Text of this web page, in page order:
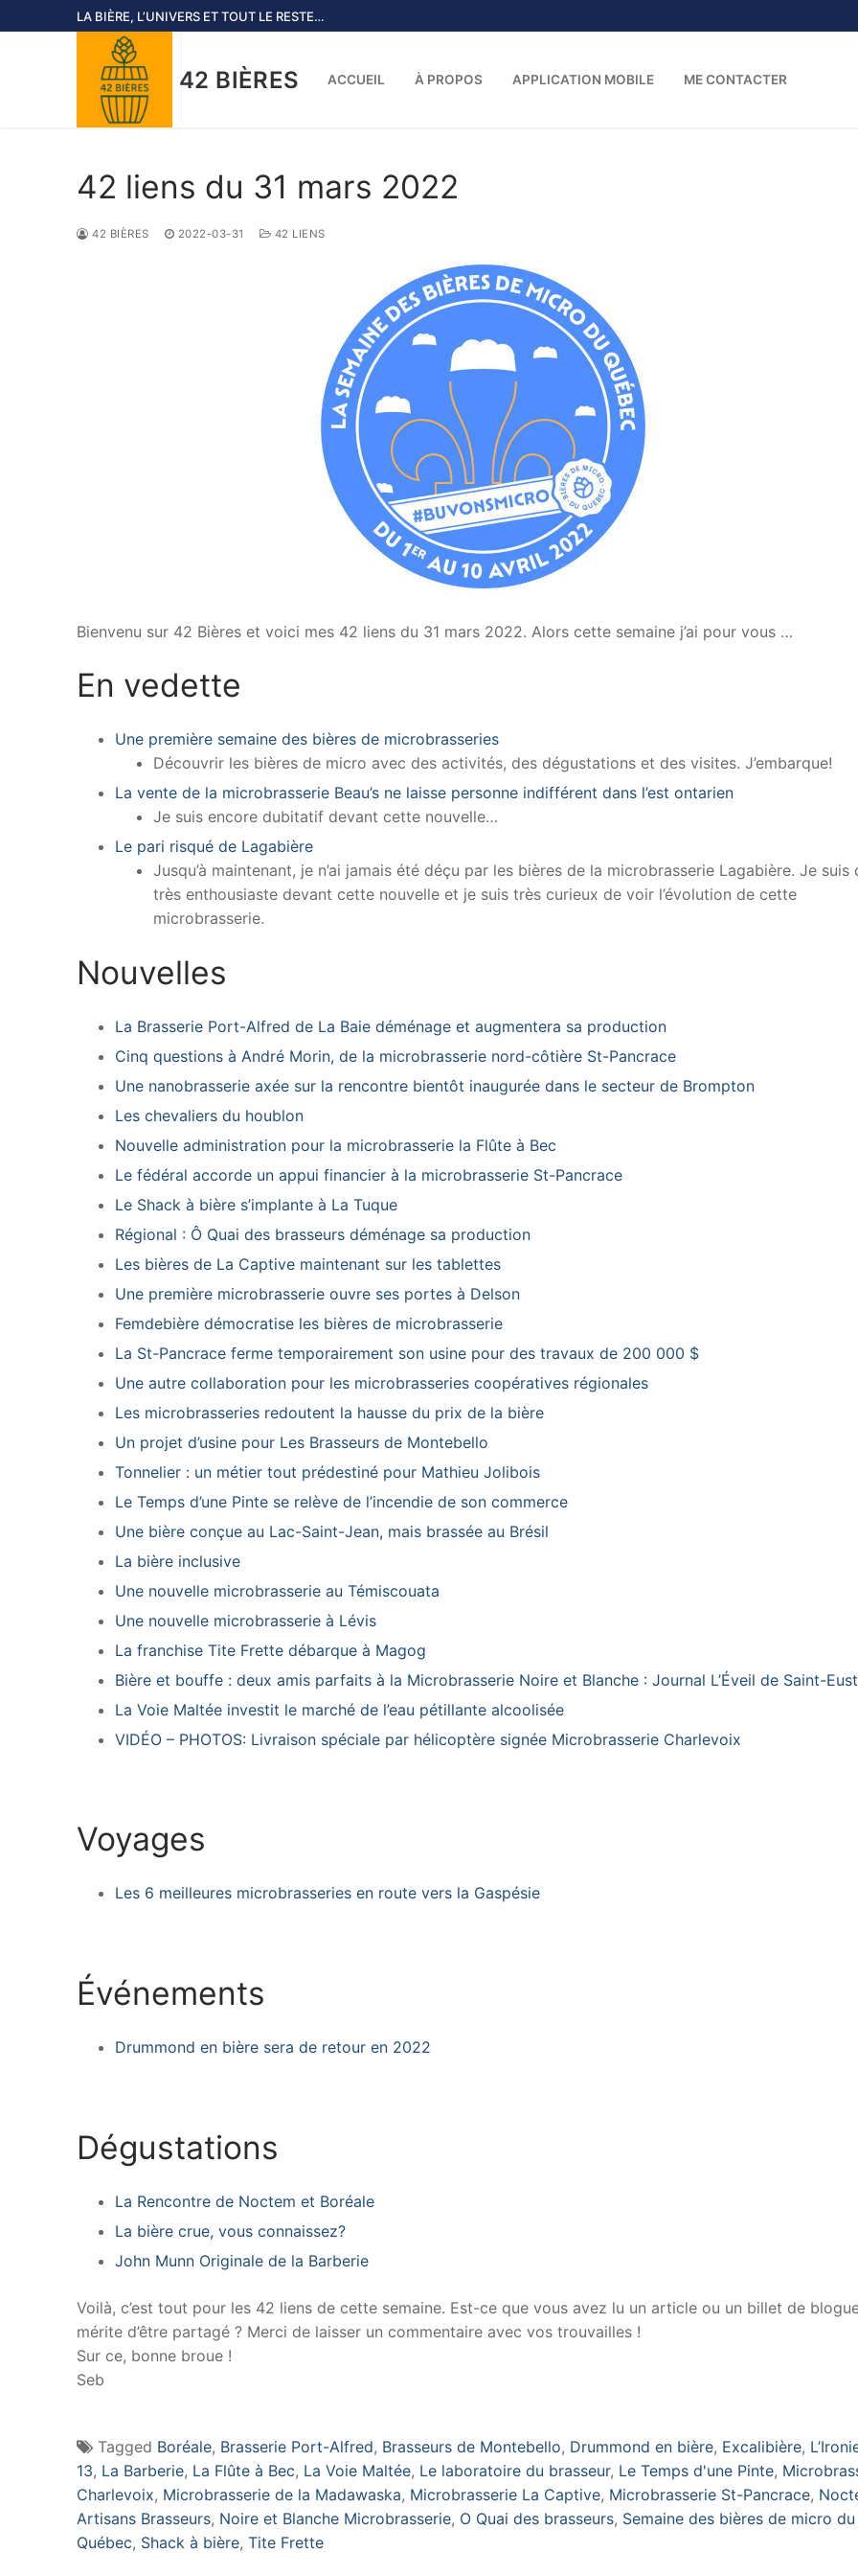
to
LA BIÈRE, L’UNIVERS ET TOUT LE RESTE…
42 BIÈRES ACCUEIL À PROPOS APPLICATION MOBILE ME CONTACTER
42 liens du 31 mars 2022
42 BIÈRES 2022-03-31 42 LIENS
Bienvenu sur 42 Bières et voici mes 42 liens du 31 mars 2022. Alors cette semaine j’ai pour vous …
En vedette
Une première semaine des bières de microbrasseries
Découvrir les bières de micro avec des activités, des dégustations et des visites. J’embarque!
La vente de la microbrasserie Beau’s ne laisse personne indifférent dans l’est ontarien
Je suis encore dubitatif devant cette nouvelle…
Le pari risqué de Lagabière
Jusqu’à maintenant, je n’ai jamais été déçu par les bières de la microbrasserie Lagabière. Je suis
très enthousiaste devant cette nouvelle et je suis très curieux de voir l’évolution de cette
microbrasserie.
Nouvelles
La Brasserie Port-Alfred de La Baie déménage et augmentera sa production
Cinq questions à André Morin, de la microbrasserie nord-côtière St-Pancrace
Une nanobrasserie axée sur la rencontre bientôt inaugurée dans le secteur de Brompton
Les chevaliers du houblon
Nouvelle administration pour la microbrasserie la Flûte à Bec
Le fédéral accorde un appui financier à la microbrasserie St-Pancrace
Le Shack à bière s’implante à La Tuque
Régional : Ô Quai des brasseurs déménage sa production
Les bières de La Captive maintenant sur les tablettes
Une première microbrasserie ouvre ses portes à Delson
Femdebière démocratise les bières de microbrasserie
La St-Pancrace ferme temporairement son usine pour des travaux de 200 000 $
Une autre collaboration pour les microbrasseries coopératives régionales
Les microbrasseries redoutent la hausse du prix de la bière
Un projet d’usine pour Les Brasseurs de Montebello
Tonnelier : un métier tout prédestiné pour Mathieu Jolibois
Le Temps d’une Pinte se relève de l’incendie de son commerce
Une bière conçue au Lac-Saint-Jean, mais brassée au Brésil
La bière inclusive
Une nouvelle microbrasserie au Témiscouata
Une nouvelle microbrasserie à Lévis
La franchise Tite Frette débarque à Magog
Bière et bouffe : deux amis parfaits à la Microbrasserie Noire et Blanche : Journal L’Éveil de Saint-
La Voie Maltée investit le marché de l’eau pétillante alcoolisée
VIDÉO – PHOTOS: Livraison spéciale par hélicoptère signée Microbrasserie Charlevoix
Voyages
Les 6 meilleures microbrasseries en route vers la Gaspésie
Événements
Drummond en bière sera de retour en 2022
Dégustations
La Rencontre de Noctem et Boréale
La bière crue, vous connaissez?
John Munn Originale de la Barberie
Voilà, c’est tout pour les 42 liens de cette semaine. Est-ce que vous avez lu un article ou un billet de
mérite d’être partagé ? Merci de laisser un commentaire avec vos trouvailles !
Sur ce, bonne broue !
Seb
Tagged Boréale, Brasserie Port-Alfred, Brasseurs de Montebello, Drummond en bière, Excalibière,
13, La Barberie, La Flûte à Bec, La Voie Maltée, Le laboratoire du brasseur, Le Temps d'une Pinte,
Charlevoix, Microbrasserie de la Madawaska, Microbrasserie La Captive, Microbrasserie St-Pancrace,
Artisans Brasseurs, Noire et Blanche Microbrasserie, O Quai des brasseurs, Semaine des bières de micro du
Québec, Shack à bière, Tite Frette